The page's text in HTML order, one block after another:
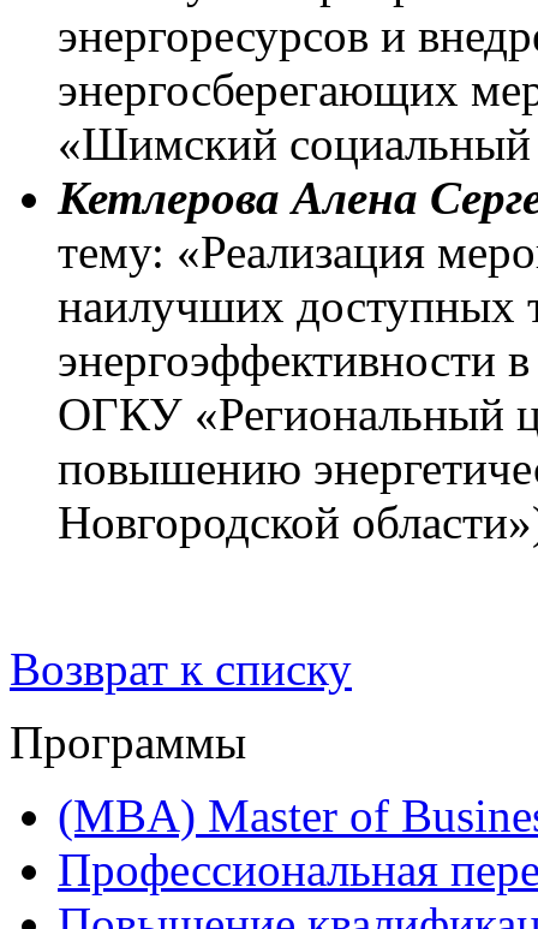
энергоресурсов и
энергосберегающих
«Шимский социальный
Кетлерова Алена
тему: «Реализация
наилучших доступных
энергоэффективности
ОГКУ «Региональный
повышению
Новгородской
Возврат к списку
Программы
(MBA) Master of
Профессиональная